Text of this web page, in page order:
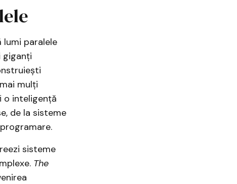
lumi paralele
giganți
mulți
o inteligență
de la sisteme
sisteme
The